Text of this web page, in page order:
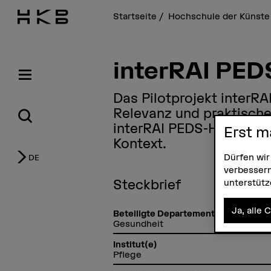
DE
Startseite Hochschule der
interRAI
Das Pilotprojekt
Relevanz und
interRAI PEDS-HC im
Kontext.
Steckbrief
Beteiligte Departemente
Gesundheit
Institut(e)
Pflege
Erst
Dürfen
Ja, alle